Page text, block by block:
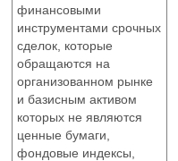
финансовыми
инструментами срочных
сделок, которые
обращаются на
организованном рынке
и базисным активом
которых не являются
ценные бумаги,
фондовые индексы,